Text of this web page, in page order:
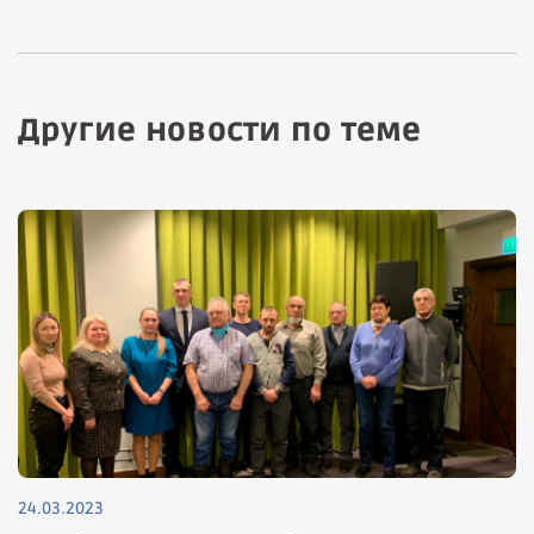
Другие новости по теме
24.03.2023